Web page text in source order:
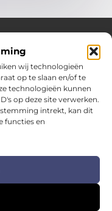
wij technologieën
op te slaan en/of te
technologieën kunnen
op deze site verwerken.
intrekt, kan dit
functies en
tips voor het
en artikelen
inzichten